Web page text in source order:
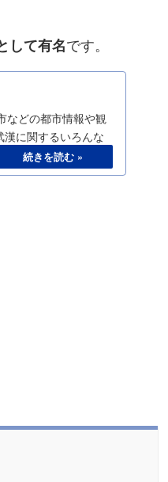
して有名です。
などの都市情報や観
に関するいろんな
も解説していま